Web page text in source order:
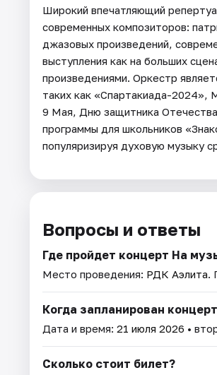
Широкий впечатляющий
современных композиторов:
джазовых произведений,
выступления как на больших
произведениями. Оркестр
таких как «Спартакиада-2024»,
9 Мая, Дню защитника
программы для школьников
популяризируя духовую музыку
Вопросы и ответы
Где пройдет концерт На
Место проведения: РДК Аэлита.
Когда запланирован
Дата и время: 21 июля 2026 •
Сколько стоит билет?